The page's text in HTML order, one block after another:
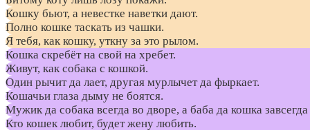
Кошку бьют, а невестке наветки дают.
Полно кошке таскать из чашки.
Я тебя, как кошку, уткну за это рылом.
Кошка скребёт на свой на хребет.
Живут, как собака с кошкой.
Один рычит да лает, другая мурлычет да фыркает.
Кошачьи глаза дыму не боятся.
Мужик да собака всегда во дворе, а баба да кошка завсегда
Кто кошек любит, будет жену любить.